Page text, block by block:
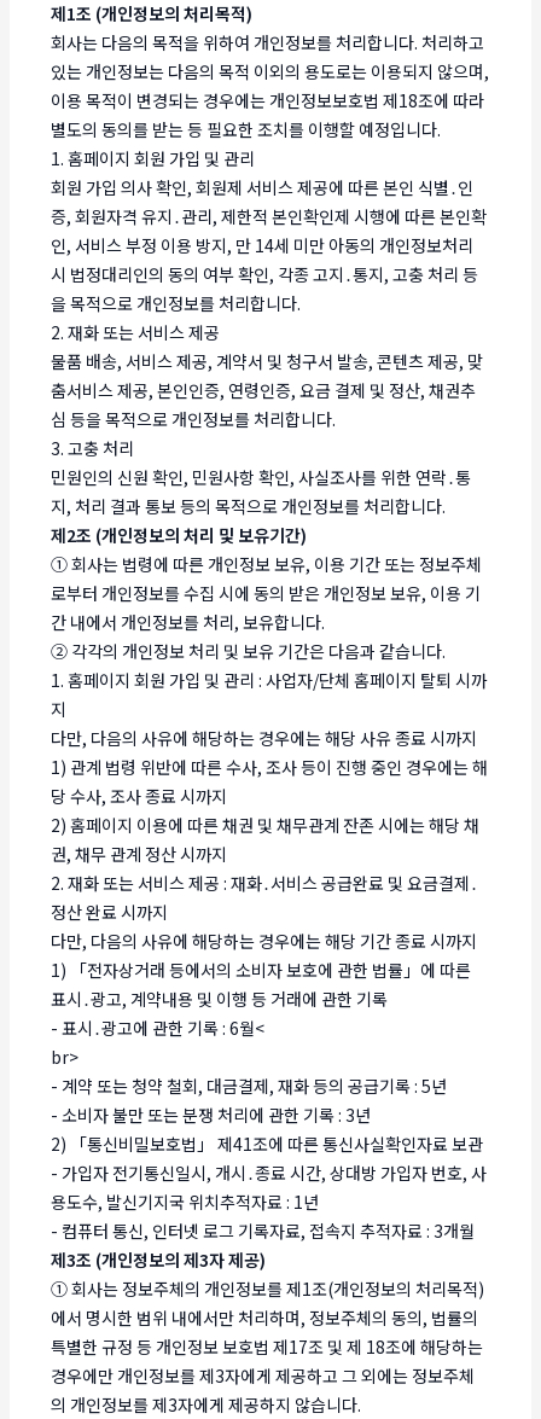
제1조 (개인정보의 처리목적)
회사는 다음의 목적을 위하여 개인정보를 처리합니다. 처리하고
있는 개인정보는 다음의 목적 이외의 용도로는 이용되지 않으며,
이용 목적이 변경되는 경우에는 개인정보보호법 제18조에 따라
별도의 동의를 받는 등 필요한 조치를 이행할 예정입니다.
1. 홈페이지 회원 가입 및 관리
회원 가입 의사 확인, 회원제 서비스 제공에 따른 본인 식별․인
증, 회원자격 유지․관리, 제한적 본인확인제 시행에 따른 본인확
인, 서비스 부정 이용 방지, 만 14세 미만 아동의 개인정보처리
시 법정대리인의 동의 여부 확인, 각종 고지․통지, 고충 처리 등
을 목적으로 개인정보를 처리합니다.
2. 재화 또는 서비스 제공
물품 배송, 서비스 제공, 계약서 및 청구서 발송, 콘텐츠 제공, 맞
춤서비스 제공, 본인인증, 연령인증, 요금 결제 및 정산, 채권추
심 등을 목적으로 개인정보를 처리합니다.
3. 고충 처리
민원인의 신원 확인, 민원사항 확인, 사실조사를 위한 연락․통
지, 처리 결과 통보 등의 목적으로 개인정보를 처리합니다.
제2조 (개인정보의 처리 및 보유기간)
① 회사는 법령에 따른 개인정보 보유, 이용 기간 또는 정보주체
로부터 개인정보를 수집 시에 동의 받은 개인정보 보유, 이용 기
간 내에서 개인정보를 처리, 보유합니다.
② 각각의 개인정보 처리 및 보유 기간은 다음과 같습니다.
1. 홈페이지 회원 가입 및 관리 : 사업자/단체 홈페이지 탈퇴 시까
지
다만, 다음의 사유에 해당하는 경우에는 해당 사유 종료 시까지
1) 관계 법령 위반에 따른 수사, 조사 등이 진행 중인 경우에는 해
당 수사, 조사 종료 시까지
2) 홈페이지 이용에 따른 채권 및 채무관계 잔존 시에는 해당 채
권, 채무 관계 정산 시까지
2. 재화 또는 서비스 제공 : 재화․서비스 공급완료 및 요금결제․
정산 완료 시까지
다만, 다음의 사유에 해당하는 경우에는 해당 기간 종료 시까지
1) 「전자상거래 등에서의 소비자 보호에 관한 법률」에 따른
표시․광고, 계약내용 및 이행 등 거래에 관한 기록
- 표시․광고에 관한 기록 : 6월<
br>
- 계약 또는 청약 철회, 대금결제, 재화 등의 공급기록 : 5년
- 소비자 불만 또는 분쟁 처리에 관한 기록 : 3년
2) 「통신비밀보호법」 제41조에 따른 통신사실확인자료 보관
- 가입자 전기통신일시, 개시․종료 시간, 상대방 가입자 번호, 사
용도수, 발신기지국 위치추적자료 : 1년
- 컴퓨터 통신, 인터넷 로그 기록자료, 접속지 추적자료 : 3개월
제3조 (개인정보의 제3자 제공)
① 회사는 정보주체의 개인정보를 제1조(개인정보의 처리목적)
에서 명시한 범위 내에서만 처리하며, 정보주체의 동의, 법률의
특별한 규정 등 개인정보 보호법 제17조 및 제 18조에 해당하는
경우에만 개인정보를 제3자에게 제공하고 그 외에는 정보주체
의 개인정보를 제3자에게 제공하지 않습니다.